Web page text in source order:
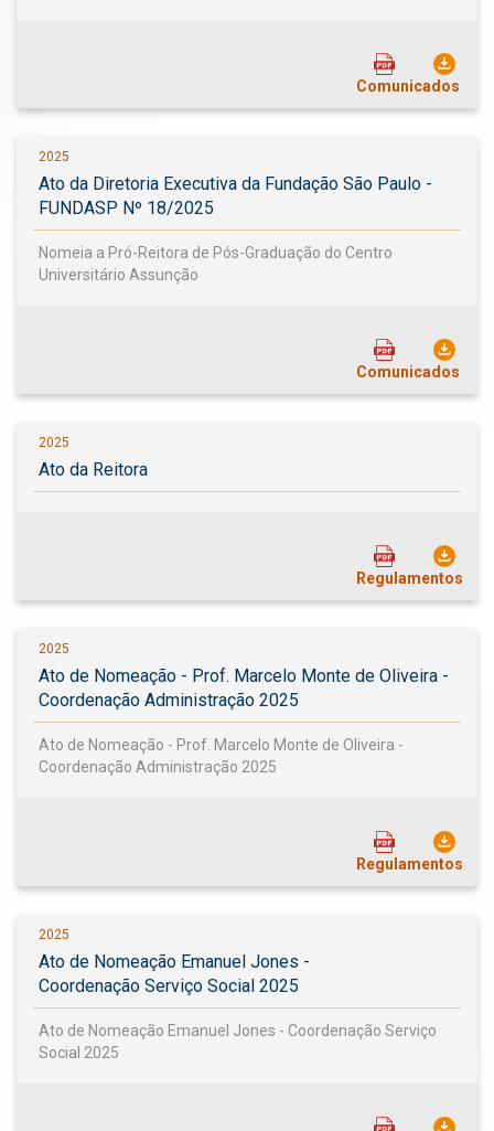
Comunicados
2025
Ato da Diretoria Executiva da Fundação São Paulo -
FUNDASP Nº 18/2025
Nomeia a Pró-Reitora de Pós-Graduação do Centro
Universitário Assunção
Comunicados
2025
Ato da Reitora
Regulamentos
2025
Ato de Nomeação - Prof. Marcelo Monte de Oliveira -
Coordenação Administração 2025
Ato de Nomeação - Prof. Marcelo Monte de Oliveira -
Coordenação Administração 2025
Regulamentos
2025
Ato de Nomeação Emanuel Jones -
Coordenação Serviço Social 2025
Ato de Nomeação Emanuel Jones - Coordenação Serviço
Social 2025